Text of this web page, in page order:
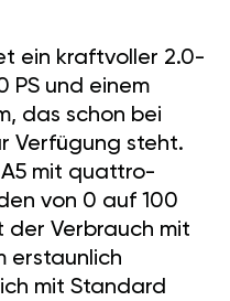
ein kraftvoller 2.0-
PS und einem
das schon bei
Verfügung steht.
mit quattro-
von 0 auf 100
Verbrauch mit
erstaunlich
mit Standard